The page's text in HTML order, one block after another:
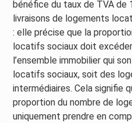
bénéfice du taux de TVA de
livraisons de logements
: elle précise que la
locatifs sociaux doit
l’ensemble immobilier qui
locatifs sociaux, soit des
intermédiaires. Cela signifie
proportion du nombre de
uniquement prendre en